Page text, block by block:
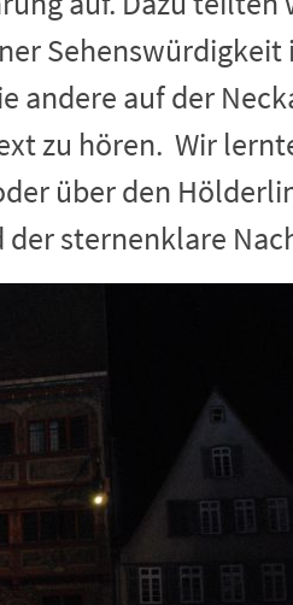
andere auf der
zu hören. Wir
über den
der sternenklare